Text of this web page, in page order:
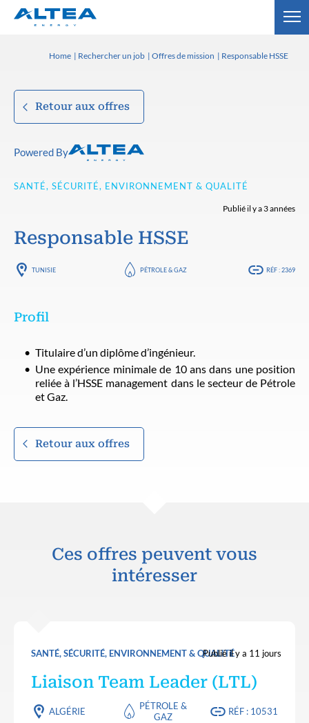
Home Rechercher un job Offres de mission Responsable HSSE
Retour aux offres
Powered By
SANTÉ, SÉCURITÉ, ENVIRONNEMENT & QUALITÉ
Publié il y a 3 années
Responsable HSSE
TUNISIE PÉTROLE & GAZ RÉF : 2369
Profil
Titulaire d’un diplôme d’ingénieur.
Une expérience minimale de 10 ans dans une position
reliée à l’HSSE management dans le secteur de Pétrole
et Gaz.
Retour aux offres
Ces offres peuvent vous
intéresser
SANTÉ, SÉCURITÉ, ENVIRONNEMENT & QUALITÉPublié il y a 11 jours
Liaison Team Leader (LTL)
ALGÉRIE
PÉTROLE &
GAZ
RÉF : 10531